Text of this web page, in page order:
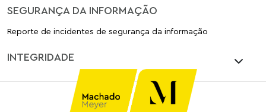
SEGURANÇA DA INFORMAÇÃO
Reporte de incidentes de segurança da informação
INTEGRIDADE